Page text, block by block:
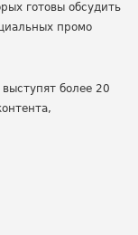
готовы обсудить
промо
более 20